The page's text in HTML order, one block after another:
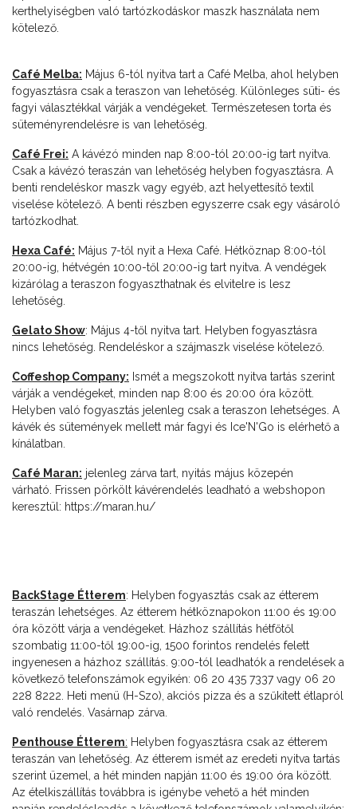
kerthelyiségben való tartózkodáskor maszk használata nem
kötelező.
Café Melba: Május 6-tól nyitva tart a Café Melba, ahol helyben
fogyasztásra csak a teraszon van lehetőség. Különleges süti- és
fagyi választékkal várják a vendégeket. Természetesen torta és
süteményrendelésre is van lehetőség.
Café Frei: A kávézó minden nap 8:00-tól 20:00-ig tart nyitva.
Csak a kávézó teraszán van lehetőség helyben fogyasztásra. A
benti rendeléskor maszk vagy egyéb, azt helyettesítő textil
viselése kötelező. A benti részben egyszerre csak egy vásároló
tartózkodhat.
Hexa Café: Május 7-től nyit a Hexa Café. Hétköznap 8:00-tól
20:00-ig, hétvégén 10:00-től 20:00-ig tart nyitva. A vendégek
kizárólag a teraszon fogyaszthatnak és elvitelre is lesz
lehetőség.
Gelato Show: Május 4-től nyitva tart. Helyben fogyasztásra
nincs lehetőség. Rendeléskor a szájmaszk viselése kötelező.
Coffeshop Company: Ismét a megszokott nyitva tartás szerint
várják a vendégeket, minden nap 8:00 és 20:00 óra között.
Helyben való fogyasztás jelenleg csak a teraszon lehetséges. A
kávék és sütemények mellett már fagyi és Ice'N'Go is elérhető a
kínálatban.
Café Maran: jelenleg zárva tart, nyitás május közepén
várható. Frissen pörkölt kávérendelés leadható a webshopon
keresztül: https://maran.hu/
BackStage Étterem: Helyben fogyasztás csak az étterem
teraszán lehetséges. Az étterem hétköznapokon 11:00 és 19:00
óra között várja a vendégeket. Házhoz szállítás hétfőtől
szombatig 11:00-től 19:00-ig, 1500 forintos rendelés felett
ingyenesen a házhoz szállítás. 9:00-tól leadhatók a rendelések a
következő telefonszámok egyikén: 06 20 435 7337 vagy 06 20
228 8222. Heti menü (H-Szo), akciós pizza és a szűkített étlapról
való rendelés. Vasárnap zárva.
Penthouse Étterem: Helyben fogyasztásra csak az étterem
teraszán van lehetőség. Az étterem ismét az eredeti nyitva tartás
szerint üzemel, a hét minden napján 11:00 és 19:00 óra között.
Az ételkiszállítás továbbra is igénybe vehető a hét minden